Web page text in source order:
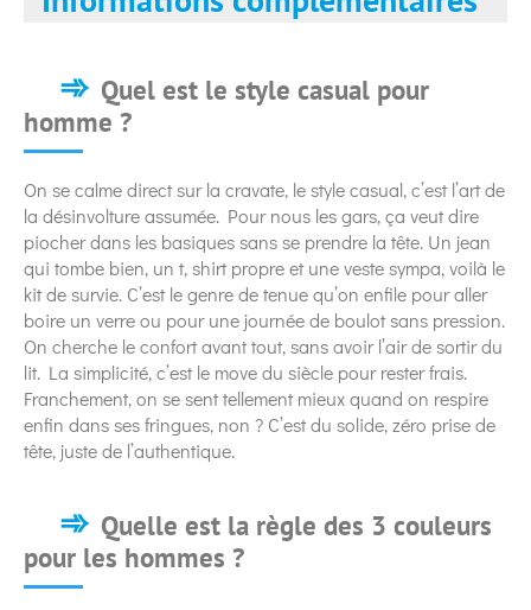
Quel est le style casual pour
homme ?
On se calme direct sur la cravate, le style casual, c’est l’art de
la désinvolture assumée. Pour nous les gars, ça veut dire
piocher dans les basiques sans se prendre la tête. Un jean
qui tombe bien, un t, shirt propre et une veste sympa, voilà le
kit de survie. C’est le genre de tenue qu’on enfile pour aller
boire un verre ou pour une journée de boulot sans pression.
On cherche le confort avant tout, sans avoir l’air de sortir du
lit. La simplicité, c’est le move du siècle pour rester frais.
Franchement, on se sent tellement mieux quand on respire
enfin dans ses fringues, non ? C’est du solide, zéro prise de
tête, juste de l’authentique.
Quelle est la règle des 3 couleurs
pour les hommes ?